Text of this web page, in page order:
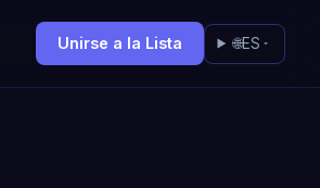
Unirse a la Lista 🌐ES